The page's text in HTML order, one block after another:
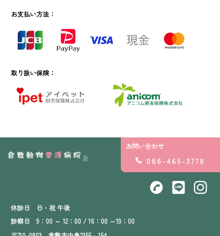
お支払い方法：
取り扱い保険：
お問い合わせ
086-465-3778
休診日 日・祝 午後
診察日 9：00 ～ 12：00 / 16：00 ～19：00